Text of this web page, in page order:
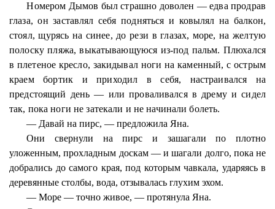
Номером Дымов был страшно доволен — едва продрав
глаза, он заставлял себя подняться и ковылял на балкон,
стоял, щурясь на синее, до рези в глазах, море, на желтую
полоску пляжа, выкатывающуюся из-под пальм. Плюхался
в плетеное кресло, закидывал ноги на каменный, с острым
краем бортик и приходил в себя, настраивался на
предстоящий день — или проваливался в дрему и сидел
так, пока ноги не затекали и не начинали болеть.
— Давай на пирс, — предложила Яна.
Они свернули на пирс и зашагали по плотно
уложенным, прохладным доскам — и шагали долго, пока не
добрались до самого края, под которым чавкала, ударяясь в
деревянные столбы, вода, отзывалась глухим эхом.
— Море — точно живое, — протянула Яна.